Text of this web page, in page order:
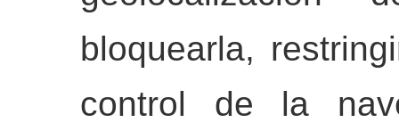
bloquearla,
control de la